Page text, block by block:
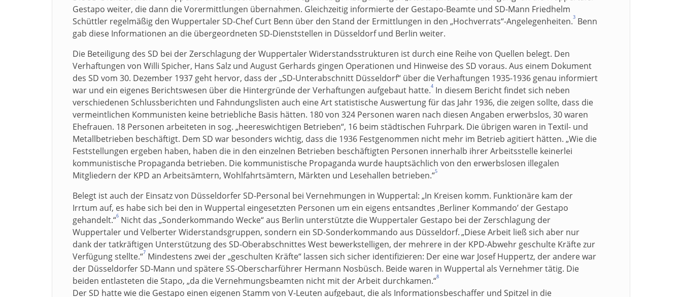
Gestapo weiter, die dann die Vorermittlungen übernahmen. Gleichzeitig informierte der Gestapo-Beamte und SD-Mann Friedhelm
Schüttler regelmäßig den Wuppertaler SD-Chef Curt Benn über den Stand der Ermittlungen in den „Hochverrats“-Angelegenheiten.3 Benn
gab diese Informationen an die übergeordneten SD-Dienststellen in Düsseldorf und Berlin weiter.
Die Beteiligung des SD bei der Zerschlagung der Wuppertaler Widerstandsstrukturen ist durch eine Reihe von Quellen belegt. Den
Verhaftungen von Willi Spicher, Hans Salz und August Gerhards gingen Operationen und Hinweise des SD voraus. Aus einem Dokument
des SD vom 30. Dezember 1937 geht hervor, dass der „SD-Unterabschnitt Düsseldorf“ über die Verhaftungen 1935-1936 genau informiert
war und ein eigenes Berichtswesen über die Hintergründe der Verhaftungen aufgebaut hatte.4 In diesem Bericht findet sich neben
verschiedenen Schlussberichten und Fahndungslisten auch eine Art statistische Auswertung für das Jahr 1936, die zeigen sollte, dass die
vermeintlichen Kommunisten keine betriebliche Basis hätten. 180 von 324 Personen waren nach diesen Angaben erwerbslos, 30 waren
Ehefrauen. 18 Personen arbeiteten in sog. „heereswichtigen Betrieben“, 16 beim städtischen Fuhrpark. Die übrigen waren in Textil- und
Metallbetrieben beschäftigt. Dem SD war besonders wichtig, dass die 1936 Festgenommen nicht mehr im Betrieb agitiert hätten. „Wie die
Feststellungen ergeben haben, haben die in den einzelnen Betrieben beschäftigten Personen innerhalb ihrer Arbeitsstelle keinerlei
kommunistische Propaganda betrieben. Die kommunistische Propaganda wurde hauptsächlich von den erwerbslosen illegalen
Mitgliedern der KPD an Arbeitsämtern, Wohlfahrtsämtern, Märkten und Lesehallen betrieben.“5
Belegt ist auch der Einsatz von Düsseldorfer SD-Personal bei Vernehmungen in Wuppertal: „In Kreisen komm. Funktionäre kam der
Irrtum auf, es habe sich bei den in Wuppertal eingesetzten Personen um ein eigens entsandtes ‚Berliner Kommando’ der Gestapo
gehandelt.“6 Nicht das „Sonderkommando Wecke“ aus Berlin unterstützte die Wuppertaler Gestapo bei der Zerschlagung der
Wuppertaler und Velberter Widerstandsgruppen, sondern ein SD-Sonderkommando aus Düsseldorf.„Diese Arbeit ließ sich aber nur
dank der tatkräftigen Unterstützung des SD-Oberabschnittes West bewerkstelligen, der mehrere in der KPD-Abwehr geschulte Kräfte zur
Verfügung stellte.“7 Mindestens zwei der „geschulten Kräfte“ lassen sich sicher identifizieren: Der eine war Josef Huppertz, der andere war
der Düsseldorfer SD-Mann und spätere SS-Oberscharführer Hermann Nosbüsch. Beide waren in Wuppertal als Vernehmer tätig. Die
beiden entlasteten die Stapo, „da die Vernehmungsbeamten nicht mit der Arbeit durchkamen.“8
Der SD hatte wie die Gestapo einen eigenen Stamm von V-Leuten aufgebaut, die als Informationsbeschaffer und Spitzel in die